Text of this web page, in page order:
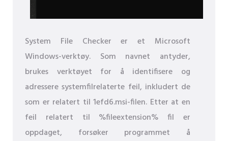
System File Checker er et Microsoft
Windows-verktøy. Som navnet antyder,
brukes verktøyet for å identifisere og
adressere systemfilrelaterte feil, inkludert de
som er relatert til 1efd6.msi-filen. Etter at en
feil relatert til %fileextension% fil er
oppdaget, forsøker programmet å